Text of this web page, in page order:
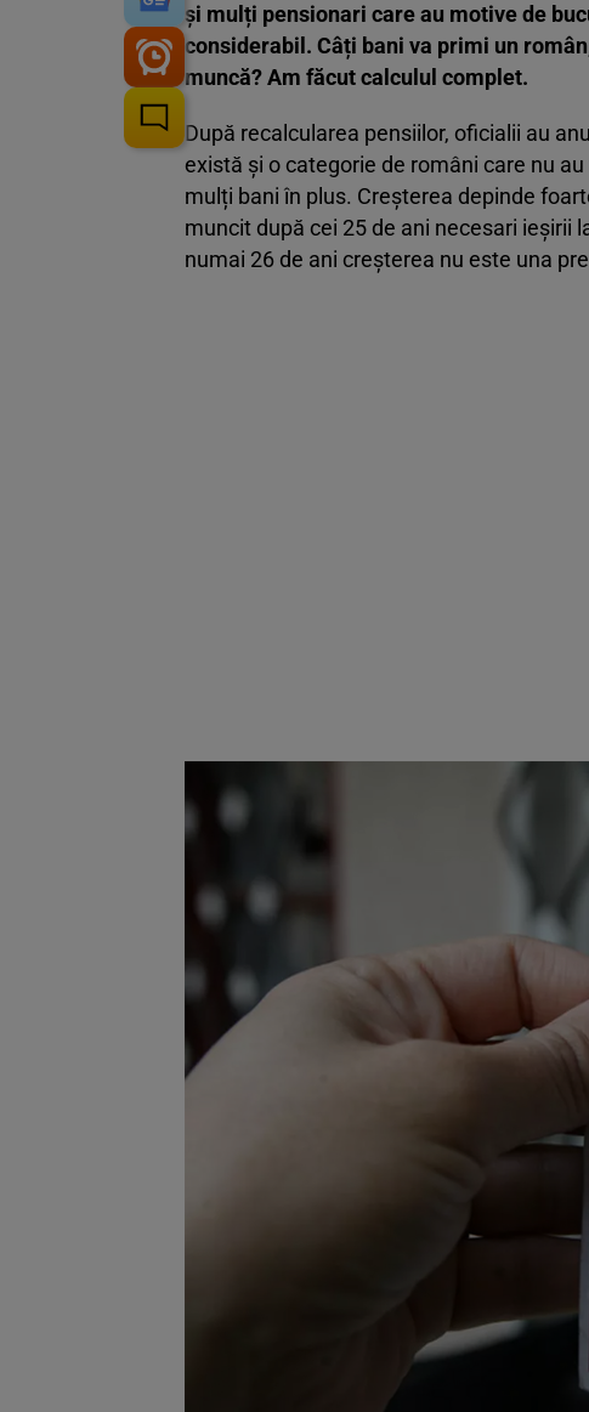
și mulți pensionari care au motive de
considerabil. Câți bani va primi un
muncă? Am făcut calculul complet.
După recalcularea pensiilor, oficialii au
există și o categorie de români care nu
mulți bani în plus. Creșterea depinde
muncit după cei 25 de ani necesari ieșirii
numai 26 de ani creșterea nu este una